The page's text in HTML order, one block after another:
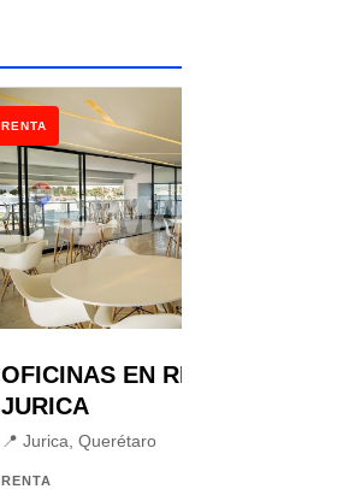
RENTA
OFICINAS EN RENTA
JURICA
📍 Jurica, Querétaro
RENTA